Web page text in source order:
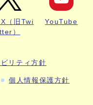
（旧Twi
tter）
YouTube
リティ方針
個人情報保護方針